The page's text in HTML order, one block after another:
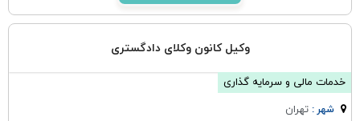
وکیل کانون وکلای دادگستری
خدمات مالی و سرمایه گذاری
شهر :تهران